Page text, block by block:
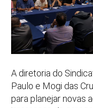
A diretoria do
Paulo e Mogi das
para planejar novas